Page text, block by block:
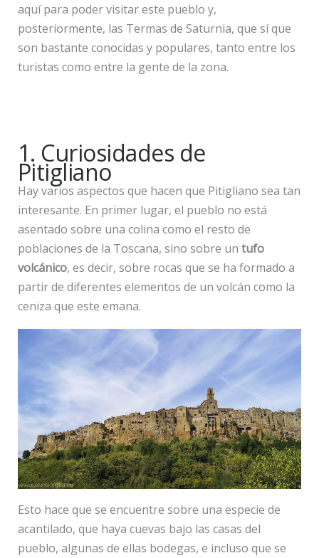
aquí para poder visitar este pueblo y,
posteriormente, las Termas de Saturnia, que sí que
son bastante conocidas y populares, tanto entre los
turistas como entre la gente de la zona.
1. Curiosidades de
Pitigliano
Hay varios aspectos que hacen que Pitigliano sea tan
interesante. En primer lugar, el pueblo no está
asentado sobre una colina como el resto de
poblaciones de la Toscana, sino sobre un tufo
volcánico, es decir, sobre rocas que se ha formado a
partir de diferentes elementos de un volcán como la
ceniza que este emana.
Esto hace que se encuentre sobre una especie de
acantilado, que haya cuevas bajo las casas del
pueblo, algunas de ellas bodegas, e incluso que se